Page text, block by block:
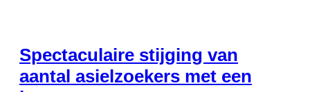
Spectaculaire stijging van
aantal asielzoekers met een